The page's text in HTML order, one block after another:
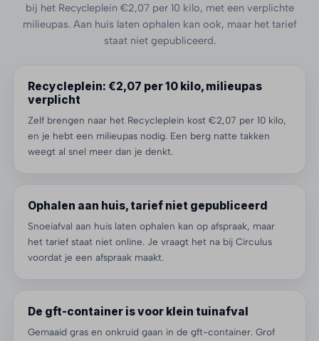
bij het Recycleplein €2,07 per 10 kilo, met een verplichte
milieupas. Aan huis laten ophalen kan ook, maar het tarief
staat niet gepubliceerd.
Recycleplein: €2,07 per 10 kilo, milieupas
verplicht
Zelf brengen naar het Recycleplein kost €2,07 per 10 kilo,
en je hebt een milieupas nodig. Een berg natte takken
weegt al snel meer dan je denkt.
Ophalen aan huis, tarief niet gepubliceerd
Snoeiafval aan huis laten ophalen kan op afspraak, maar
het tarief staat niet online. Je vraagt het na bij Circulus
voordat je een afspraak maakt.
De gft-container is voor klein tuinafval
Gemaaid gras en onkruid gaan in de gft-container. Grof